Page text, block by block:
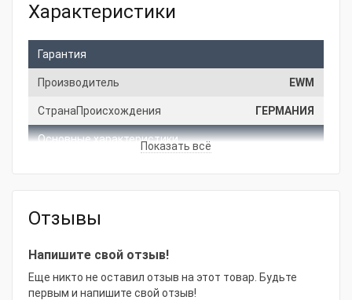
Характеристики
Гарантия
Производитель EWM
СтранаПроисхождения ГЕРМАНИЯ
Основные характеристики
ПВ, %
Сварочный ток, А
Диаметр проволоки min
Показать всё
Отзывы
Напишите свой отзыв!
Еще никто не оставил отзыв на этот товар. Будьте
первым и напишите свой отзыв!